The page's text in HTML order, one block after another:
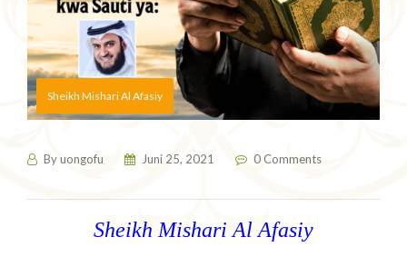
Sheikh Mishari Al Afasiy
Byuongofu Juni 25, 2021 0 Comments
Sheikh Mishari Al Afasiy